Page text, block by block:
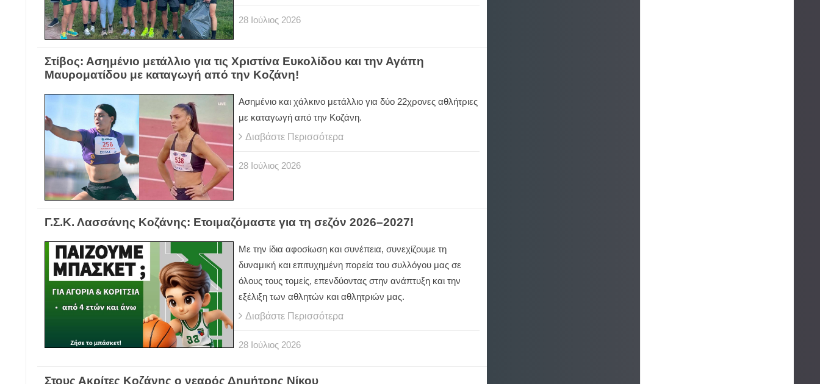
28 Ιούλιος 2026
Στίβος: Ασημένιο μετάλλιο για τις Χριστίνα Ευκολίδου και την Αγάπη
Μαυροματίδου με καταγωγή από την Κοζάνη!
Ασημένιο και χάλκινο μετάλλιο για δύο 22χρονες αθλήτριες
με καταγωγή από την Κοζάνη.
Διαβάστε Περισσότερα
28 Ιούλιος 2026
Γ.Σ.Κ. Λασσάνης Κοζάνης: Ετοιμαζόμαστε για τη σεζόν 2026–2027!
Με την ίδια αφοσίωση και συνέπεια, συνεχίζουμε τη
δυναμική και επιτυχημένη πορεία του συλλόγου μας σε
όλους τους τομείς, επενδύοντας στην ανάπτυξη και την
εξέλιξη των αθλητών και αθλητριών μας.
Διαβάστε Περισσότερα
28 Ιούλιος 2026
Στους Ακρίτες Κοζάνης ο νεαρός Δημήτρης Νίκου